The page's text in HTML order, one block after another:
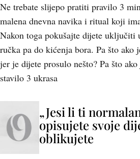
Ne trebate slijepo pratiti pravilo 3
malena dnevna navika i ritual koji
Nakon toga pokušajte dijete uključiti
ručka pa do kićenja bora. Pa što ako
jer je dijete prosulo nešto? Pa što
stavilo 3 ukrasa
„Jesi li ti
opisujete svoje
oblikujete